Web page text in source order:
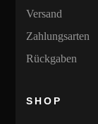
Versand
Zahlungsarten
Rückgaben
SHOP